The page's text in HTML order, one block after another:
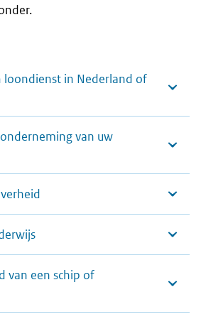
in Nederland of
van uw
van een schip of